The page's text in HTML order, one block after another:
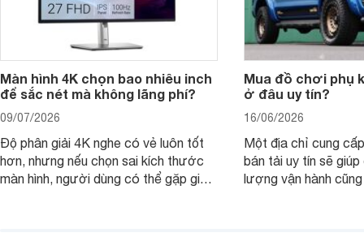
Màn hình 4K chọn bao nhiêu inch
để sắc nét mà không lãng phí?
09/07/2026
Độ phân giải 4K nghe có vẻ luôn tốt
hơn, nhưng nếu chọn sai kích thước
màn hình, người dùng có thể gặp giao
Mua đồ chơi phụ
ở đâu uy tín?
16/06/2026
Một địa chỉ cung
bán tải uy tín sẽ
lượng vận hành